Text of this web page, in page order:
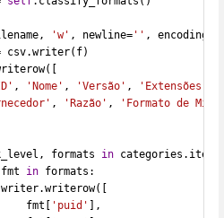
'w' , newline= '' , encoding=
csv.writer(f)
, 'Nome' , 'Versão' , 'Extensões'
, 'Razão' ,
'Formato de
formats in
fmt in formats:
fmt[
'puid'
],